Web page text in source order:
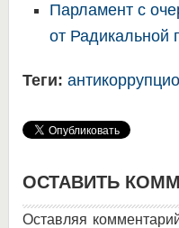
Парламент с
от Радикальной
Теги:
ОСТАВИТЬ
Оставляя